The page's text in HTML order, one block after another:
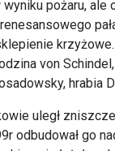
pożaru,
von
hrabia
uległ
odbudował go